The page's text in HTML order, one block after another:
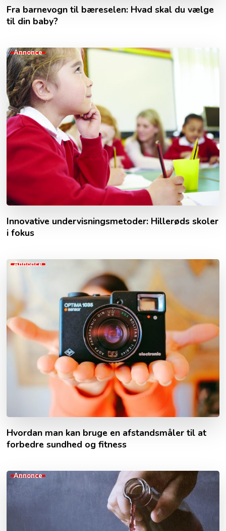
Fra barnevogn til bæreselen: Hvad skal du vælge
til din baby?
Annonce
Innovative undervisningsmetoder: Hillerøds skoler
i fokus
Annonce
Hvordan man kan bruge en afstandsmåler til at
forbedre sundhed og fitness
Annonce